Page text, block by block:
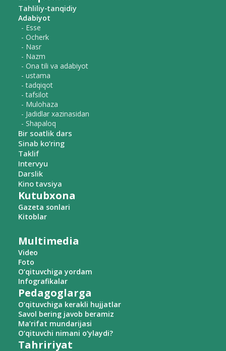
Tahliliy-tanqidiy
Adabiyot
- Esse
- Ocherk
- Nasr
- Nazm
- Ona tili va adabiyot
- ustama
- tadqiqot
- tafsilot
- Mulohaza
- Jadidlar xazinasidan
- Shapaloq
Bir soatlik dars
Sinab ko‘ring
Taklif
Intervyu
Darslik
Kino tavsiya
Kutubxona
Gazeta sonlari
Kitoblar
Multimedia
Video
Foto
O‘qituvchiga yordam
Infografikalar
Pedagoglarga
O‘qituvchiga kerakli hujjatlar
Savol bering javob beramiz
Ma’rifat mundarijasi
O‘qituvchi nimani o‘ylaydi?
Tahririyat